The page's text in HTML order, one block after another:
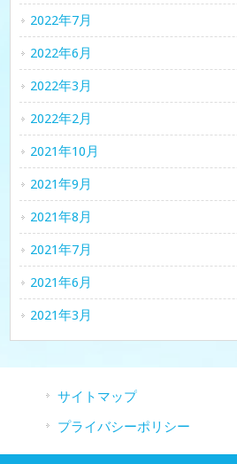
2022年7月
2022年6月
2022年3月
2022年2月
2021年10月
2021年9月
2021年8月
2021年7月
2021年6月
2021年3月
サイトマップ
プライバシーポリシー